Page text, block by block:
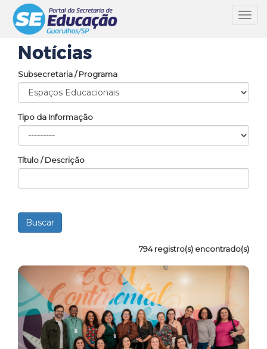
Notícias
Subsecretaria / Programa
Tipo da Informação
Título / Descrição
794 registro(s) encontrado(s)